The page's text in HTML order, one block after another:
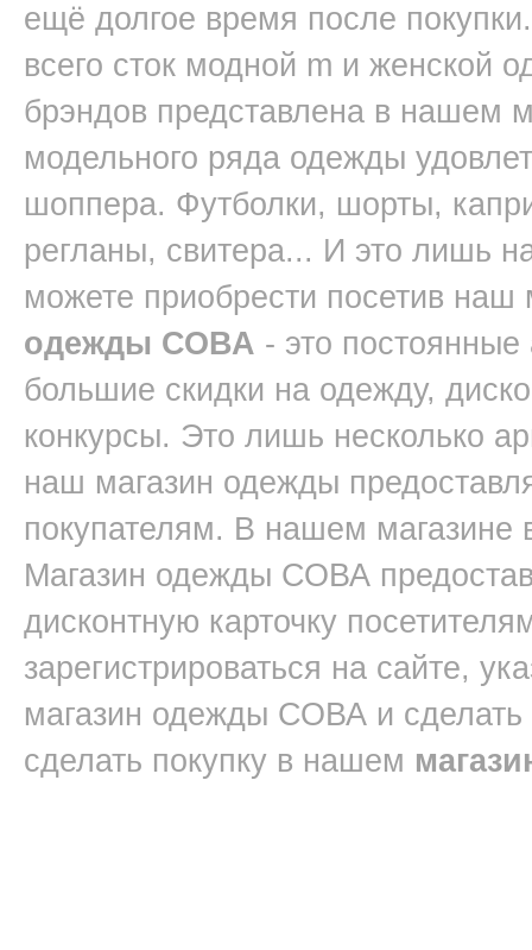
ещё долгое время после покупки.
всего сток модной m и женской
брэндов представлена в нашем
модельного ряда одежды
шоппера. Футболки, шорты,
регланы, свитера... И это лишь
можете приобрести посетив
одежды СОВА - это
большие скидки на одежду,
конкурсы. Это лишь несколько
наш магазин одежды
покупателям. В нашем магазине
Магазин одежды СОВА
дисконтную карточку
зарегистрироваться на сайте,
магазин одежды СОВА и
сделать покупку в нашем